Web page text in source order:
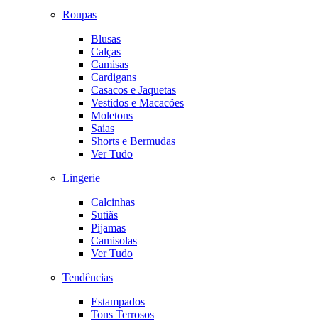
Roupas
Blusas
Calças
Camisas
Cardigans
Casacos e Jaquetas
Vestidos e Macacões
Moletons
Saias
Shorts e Bermudas
Ver Tudo
Lingerie
Calcinhas
Sutiãs
Pijamas
Camisolas
Ver Tudo
Tendências
Estampados
Tons Terrosos